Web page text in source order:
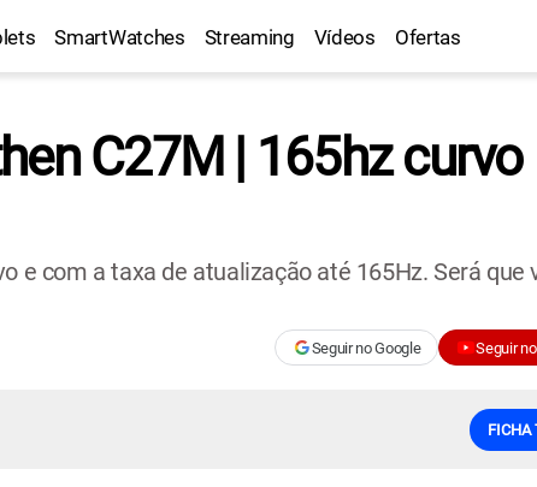
SmartWatches Streaming Vídeos Ofertas
C27M | 165hz curvo
com a taxa de atualização até 165Hz. Será que
Seguir no Google Seguir
FICHA